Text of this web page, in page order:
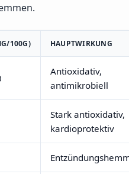
100G) HAUPTWIRKUNG
Antioxidativ,
antimikrobiell
Stark antioxidativ,
kardioprotektiv